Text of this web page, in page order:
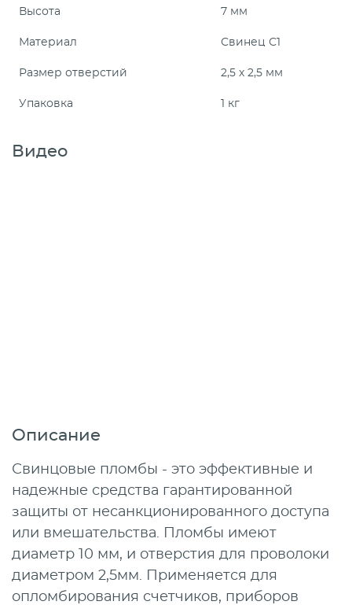
Высота 7 мм
Материал Свинец С1
Размер отверстий 2,5 х 2,5 мм
Упаковка 1 кг
Видео
Описание
Свинцовые пломбы - это эффективные и
надежные средства гарантированной
защиты от несанкционированного доступа
или вмешательства. Пломбы имеют
диаметр 10 мм, и отверстия для проволоки
диаметром 2,5мм. Применяется для
опломбирования счетчиков, приборов